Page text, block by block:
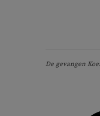
De gevangen